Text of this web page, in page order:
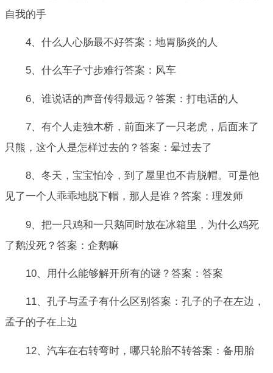
自我的手
4、什么人心肠最不好答案：地胃肠炎的人
5、什么车子寸步难行答案：风车
6、谁说话的声音传得最远？答案：打电话的人
7、有个人走独木桥，前面来了一只老虎，后面来了
只熊，这个人是怎样过去的？答案：晕过去了
8、冬天，宝宝怕冷，到了屋里也不肯脱帽。可是他
见了一个人乖乖地脱下帽，那人是谁？答案：理发师
9、把一只鸡和一只鹅同时放在冰箱里，为什么鸡死
了鹅没死？答案：企鹅嘛
10、用什么能够解开所有的谜？答案：答案
11、孔子与孟子有什么区别答案：孔子的子在左边，
孟子的子在上边
12、汽车在右转弯时，哪只轮胎不转答案：备用胎